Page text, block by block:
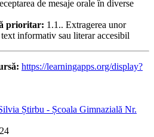
de mesaje orale în diverse
prioritar: 1.1.. Extragerea unor
informativ sau literar accesibil
https://learningapps.org/display?
Știrbu - Școala Gimnazială Nr.